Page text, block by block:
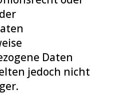
Daten
jedoch nicht